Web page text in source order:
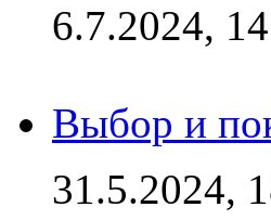
6.7.2024,
Выбор и
31.5.2024,